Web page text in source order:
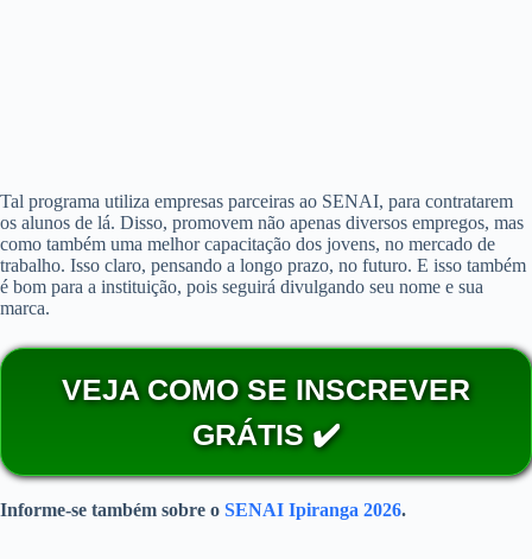
Tal programa utiliza empresas parceiras ao SENAI, para contratarem
os alunos de lá. Disso, promovem não apenas diversos empregos, mas
como também uma melhor capacitação dos jovens, no mercado de
trabalho. Isso claro, pensando a longo prazo, no futuro. E isso também
é bom para a instituição, pois seguirá divulgando seu nome e sua
marca.
VEJA COMO SE INSCREVER
GRÁTIS ✔️
Informe-se também sobre o SENAI Ipiranga 2026.